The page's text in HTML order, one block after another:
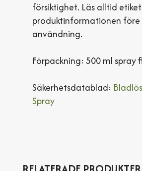
försiktighet. Läs alltid
produktinformationen före
användning.
Förpackning: 500 ml spray
Säkerhetsdatablad:
Spray